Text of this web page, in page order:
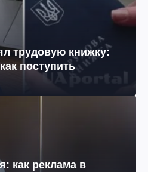
трудовую книжку:
поступить
как реклама в